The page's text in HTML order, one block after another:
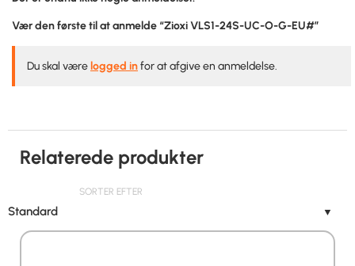
Vær den første til at anmelde “Zioxi VLS1-24S-UC-O-G-EU#”
Du skal være logged infor at afgive en anmeldelse.
Relaterede produkter
SORTER EFTER
Standard ▼